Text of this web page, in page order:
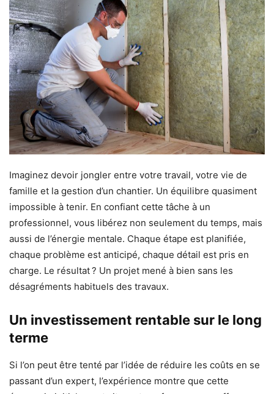
Imaginez devoir jongler entre votre travail, votre vie de
famille et la gestion d’un chantier. Un équilibre quasiment
impossible à tenir. En confiant cette tâche à un
professionnel, vous libérez non seulement du temps, mais
aussi de l’énergie mentale. Chaque étape est planifiée,
chaque problème est anticipé, chaque détail est pris en
charge. Le résultat ? Un projet mené à bien sans les
désagréments habituels des travaux.
Un investissement rentable sur le long
terme
Si l’on peut être tenté par l’idée de réduire les coûts en se
passant d’un expert, l’expérience montre que cette